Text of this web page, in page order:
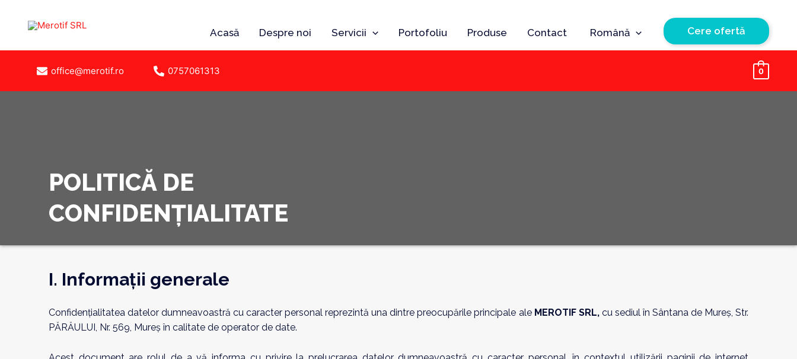
Acasă Despre noi Servicii Portofoliu Produse Contact Română Cere ofertă
office@merotif.ro 0757061313 0
POLITICĂ DE
CONFIDENȚIALITATE
I. Informații generale
Confidențialitatea datelor dumneavoastră cu caracter personal reprezintă una dintre preocupările principale ale MEROTIF SRL,cu sediul în Sântana de Mureș, Str.
PĂRĂULUI, Nr. 569, Mureș în calitate de operator de date.